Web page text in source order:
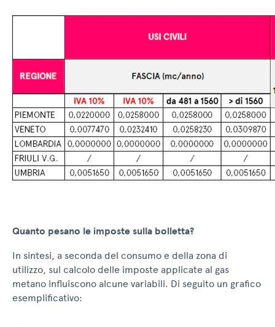
Quanto pesano le imposte sulla bolletta?
In sintesi, a seconda del consumo e della zona di
utilizzo, sul calcolo delle imposte applicate al gas
metano influiscono alcune variabili. Di seguito un grafico
esemplificativo: